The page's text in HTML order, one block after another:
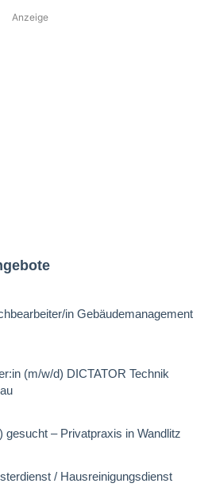
Anzeige
in Gebäudemanagement
(m/w/d) DICTATOR Technik
gesucht – Privatpraxis in Wandlitz
/ Hausreinigungsdienst